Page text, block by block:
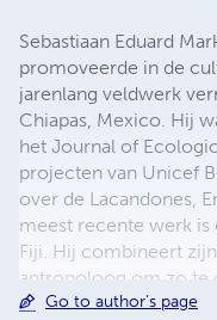
Sebastiaan Eduard
promoveerde in de
jarenlang veldwerk
Chiapas, Mexico. Hij
het Journal of
projecten van Unicef
over de Lacandones,
meest recente werk is
Fiji. Hij combineert
antropoloog om zo te
natuurlijke omgeving
Go to author's page